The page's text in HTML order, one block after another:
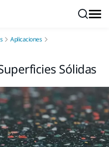
Aplicaciones
Sólidas